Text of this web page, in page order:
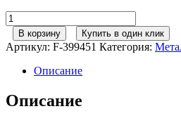
Количество
товара
Металл
Профиль
черепица
Монтерроса-
S
В корзину Купить в один клик
Артикул: F-399451 Категория:
Описание
Описание